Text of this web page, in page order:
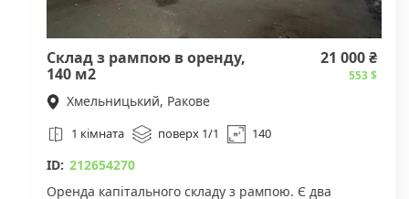
Склад з рампою в оренду,
140 м2
21 000 ₴
553 $
Хмельницький, Ракове
1 кімната поверх 1/1 140
ID: 212654270
Оренда капітального складу з рампою. Є два